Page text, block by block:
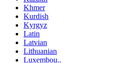
Khmer
Kurdish
Kyrgyz
Latin
Latvian
Lithuanian
Luxembou..